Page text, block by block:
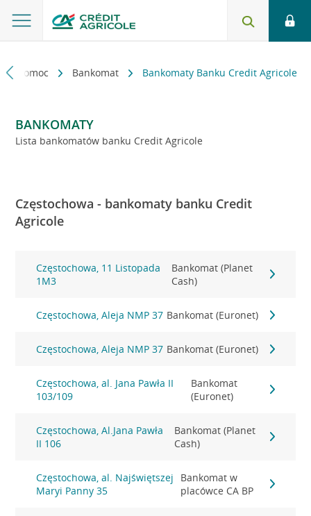
i pomoc Bankomat Bankomaty Banku Credit Agricole
BANKOMATY
Lista bankomatów banku Credit Agricole
Częstochowa - bankomaty banku Credit
Agricole
Częstochowa, 11 Listopada
1M3
Bankomat (Planet
Cash)
Częstochowa, Aleja NMP 37 Bankomat (Euronet)
Częstochowa, Aleja NMP 37 Bankomat (Euronet)
Częstochowa, al. Jana Pawła II
103/109
Bankomat
(Euronet)
Częstochowa, Al.Jana Pawła
II 106
Bankomat (Planet
Cash)
Częstochowa, al. Najświętszej
Maryi Panny 35
Bankomat w
placówce CA BP